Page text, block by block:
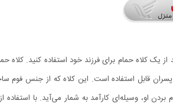
یک کلاه حمام برای فرزند خود استفاده کنید.
قابل استفاده است. این کلاه که از جنس فوم
او، وسیله‌ای کارآمد به شمار می‌آید. با